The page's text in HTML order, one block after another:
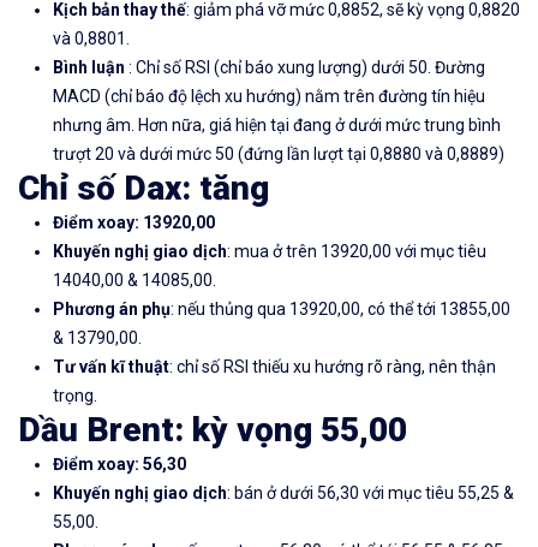
Kịch bản thay thế: giảm phá vỡ mức 0,8852, sẽ kỳ vọng 0,8820
và 0,8801.
Bình luận : Chỉ số RSI (chỉ báo xung lượng) dưới 50. Đường
MACD (chỉ báo độ lệch xu hướng) nằm trên đường tín hiệu
nhưng âm. Hơn nữa, giá hiện tại đang ở dưới mức trung bình
trượt 20 và dưới mức 50 (đứng lần lượt tại 0,8880 và 0,8889)
Chỉ số Dax: tăng
Điểm xoay: 13920,00
Khuyến nghị giao dịch: mua ở trên 13920,00 với mục tiêu
14040,00 & 14085,00.
Phương án phụ: nếu thủng qua 13920,00, có thể tới 13855,00
& 13790,00.
Tư vấn kĩ thuật: chỉ số RSI thiếu xu hướng rõ ràng, nên thận
trọng.
Dầu Brent: kỳ vọng 55,00
Điểm xoay: 56,30
Khuyến nghị giao dịch: bán ở dưới 56,30 với mục tiêu 55,25 &
55,00.